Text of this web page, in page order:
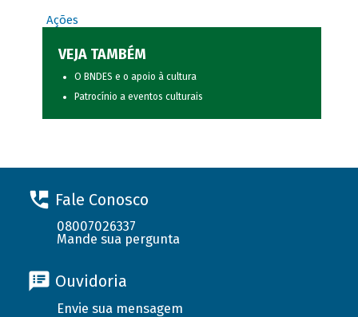
Ações
VEJA TAMBÉM
O BNDES e o apoio à cultura
Patrocínio a eventos culturais
Fale Conosco
08007026337
Mande sua pergunta
Ouvidoria
Envie sua mensagem